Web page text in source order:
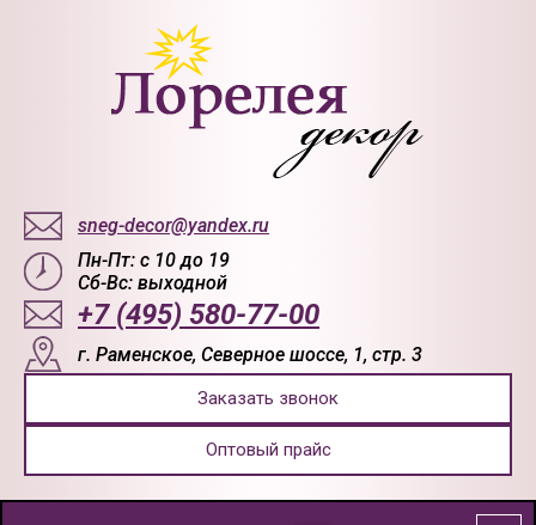
sneg-decor@yandex.ru
Пн-Пт: с 10 до 19
Сб-Вс: выходной
+7 (495) 580-77-00
г. Раменское, Северное шоссе, 1, стр. 3
Заказать звонок
Оптовый прайс